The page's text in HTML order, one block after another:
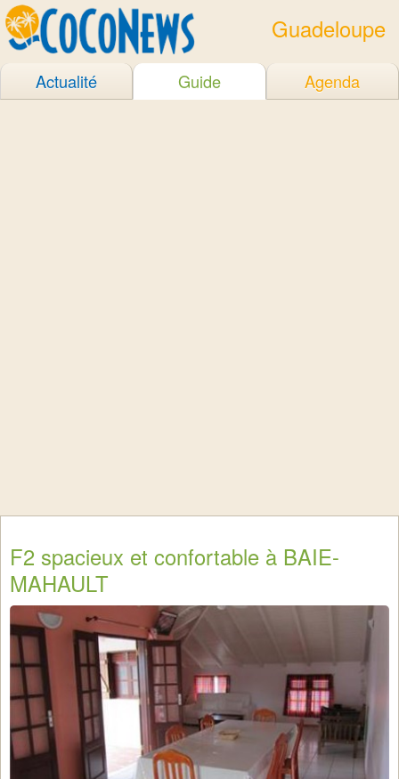
Guadeloupe
Actualité Guide Agenda
F2 spacieux et confortable à BAIE-
MAHAULT